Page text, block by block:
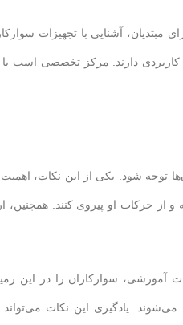
مبتدیان، آشنایی با تجهیزات
کاربردی دارند. مرکز تخصصی اسب
توجه شود. یکی از این نکات،
حرکات او پیروی کنند. همچنین،
سوارکاران را در این
یادگیری این نکات